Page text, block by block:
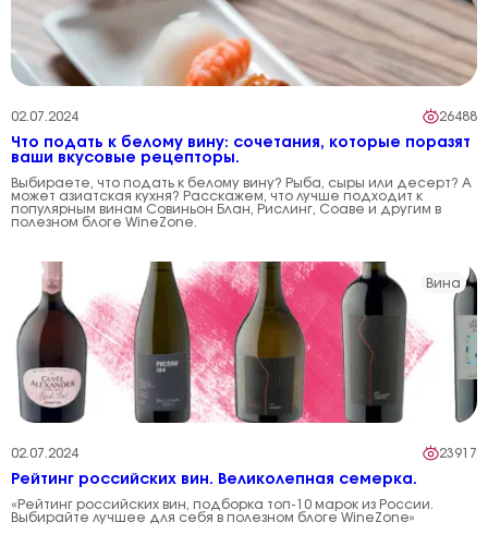
02.07.2024 26488
Что подать к белому вину: сочетания, которые поразят
ваши вкусовые рецепторы.
Выбираете, что подать к белому вину? Рыба, сыры или десерт? А
может азиатская кухня? Расскажем, что лучше подходит к
популярным винам Совиньон Блан, Рислинг, Соаве и другим в
полезном блоге WineZone.
Вина
02.07.2024 23917
Рейтинг российских вин. Великолепная семерка.
«Рейтинг российских вин, подборка топ-10 марок из России.
Выбирайте лучшее для себя в полезном блоге WineZone»